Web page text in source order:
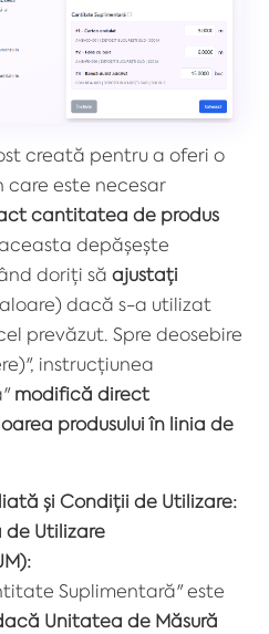
creată pentru a oferi o
este necesar
cantitatea de produs
depășește
doriți să ajustați
dacă s-a utilizat
prevăzut. Spre deosebire
instrucțiunea
modifică direct
produsului în linia de
și Condiții de Utilizare:
Utilizare
Suplimentară" este
Unitatea de Măsură